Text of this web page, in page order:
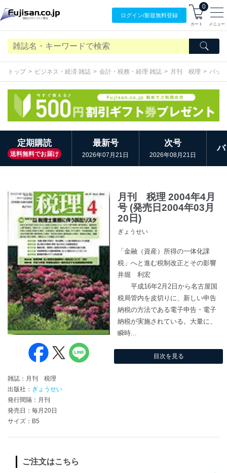
ログイン/新規無料登録
0
カート メニュー
トップ ビジネス・経済 雑誌 会計・税務・経理 雑誌 月刊 税理 バッ
定期購読
送料無料でお届け
最新号
2026年07月21日
次号
2026年08月21日
雑誌：月刊 税理
出版社： ぎょうせい
発行間隔：月刊
発売日：毎月20日
サイズ：B5
月刊 税理 2004年4月
号 (発売日2004年03月
20日)
ぎょうせい
「金融（資産）所得の一体化課
税」へと進む税制改正とその影響
井堀 利宏
平成16年2月2日から名古屋国
税局管内を皮切りに、新しい申告
納税の方法である電子申告・電子
納税が実施されている。大量に、
瞬時...
目次を見る
ご注文はこちら